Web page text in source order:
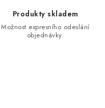
Produkty skladem
Možnost expresního odeslání
objednávky.